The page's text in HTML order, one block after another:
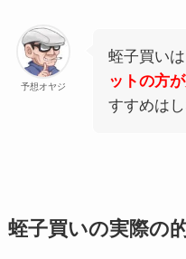
予想オヤジ
蛭子買いは
ットの方
すすめは
蛭子買いの実際の